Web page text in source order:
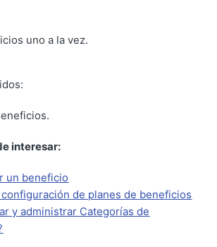
uno a la vez.
interesar:
un beneficio
de planes de beneficios
y administrar Categorías de